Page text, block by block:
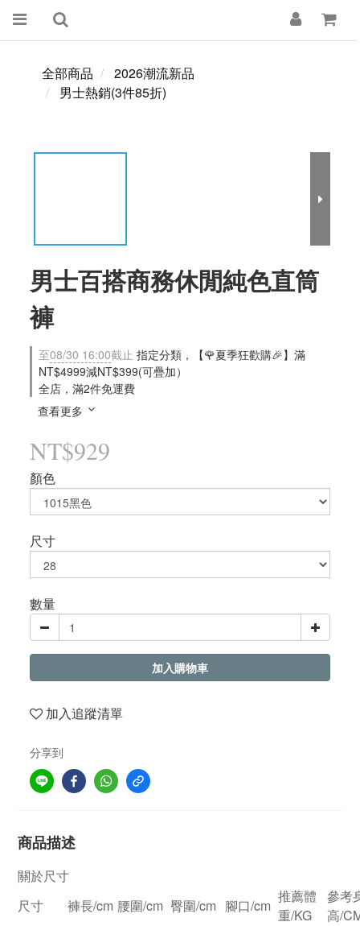
全部商品
2026潮流新品
男士熱銷(3件85折)
男士百搭商務休閒純色直筒
褲
至08/30 16:00截止 指定分類，【🌹夏季狂歡購🎉】滿
NT$4999減NT$399(可疊加）
全店，滿2件免運費
查看更多
NT$929
顏色
尺寸
數量
加入購物車
加入追蹤清單
分享到
商品描述
關於尺寸
尺寸
褲長/cm 腰圍/cm 臀圍/cm 腳口/cm
推薦體
重/KG
參考
高/